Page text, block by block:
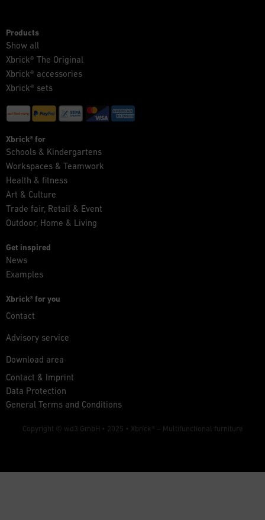
Products
Show all
Xbrick® The Original
Xbrick® accessories
Xbrick® sets
Xbrick® for
Schools & Kindergartens
Workspaces & Teamwork
Health & fitness
Art & Culture
Trade fair, Retail & Event
Outdoor, Home & Living
Get inspired
News
Examples
Xbrick® for you
Contact
Advisory service
Download area
Contact & Imprint
Data Protection
General Terms and Conditions
Copyright © wd3 GmbH • 2025 • Xbrick® – Multifunctional furniture